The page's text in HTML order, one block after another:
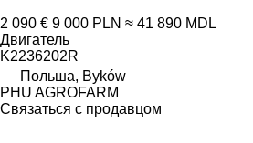
2 090 € 9 000 PLN ≈ 41 890 MDL
Двигатель
K2236202R
Польша, Byków
PHU AGROFARM
Связаться с продавцом